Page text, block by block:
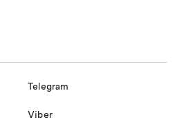
Telegram
Viber